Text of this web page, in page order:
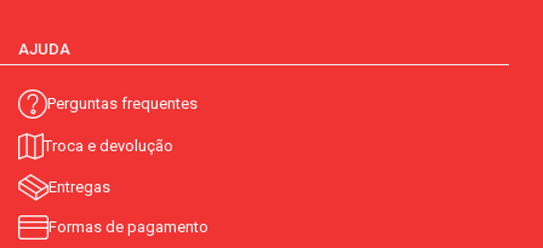
AJUDA
Perguntas frequentes
Troca e devolução
Entregas
Formas de pagamento